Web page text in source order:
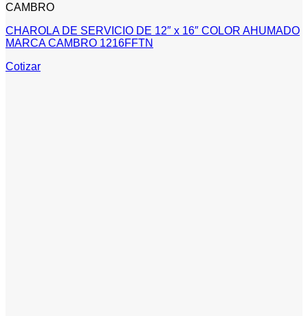
CAMBRO
CHAROLA DE SERVICIO DE 12″ x 16″ COLOR AHUMADO
MARCA CAMBRO 1216FFTN
Cotizar